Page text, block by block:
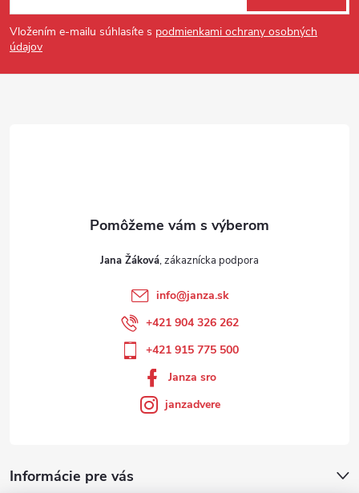
Vložením e-mailu súhlasíte s podmienkami ochrany osobných
údajov
Informácie pre vás
Jana Žáková
info@janza.sk
+421 904 326 262
+421 915 775 500
Janza sro
janzadvere